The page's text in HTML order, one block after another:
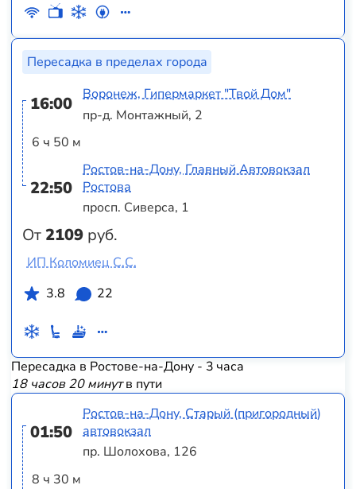
Пересадка в пределах города
16:00
6 ч 50 м
22:50
От2109 руб.
Воронеж, Гипермаркет "Твой Дом"
пр-д. Монтажный, 2
Ростов-на-Дону, Главный Автовокзал
Ростова
просп. Сиверса, 1
ИП Коломиец С.С.
3.8
22
Пересадка в Ростове-на-Дону - 3 часа
18 часов 20 минутв пути
01:50
8 ч 30 м
Ростов-на-Дону, Старый (пригородный)
автовокзал
пр. Шолохова, 126